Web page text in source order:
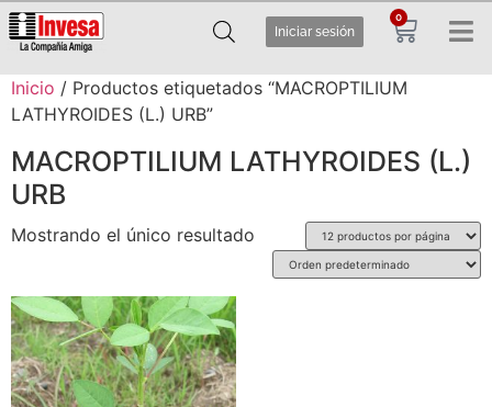
Iniciar sesión
0
Inicio / Productos etiquetados “MACROPTILIUM
LATHYROIDES (L.) URB”
MACROPTILIUM LATHYROIDES (L.)
URB
Mostrando el único resultado